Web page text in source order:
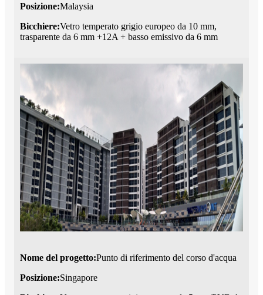
Posizione:Malaysia
Bicchiere:Vetro temperato grigio europeo da 10 mm,
trasparente da 6 mm +12A + basso emissivo da 6 mm
Nome del progetto:Punto di riferimento del corso d'acqua
Posizione:Singapore